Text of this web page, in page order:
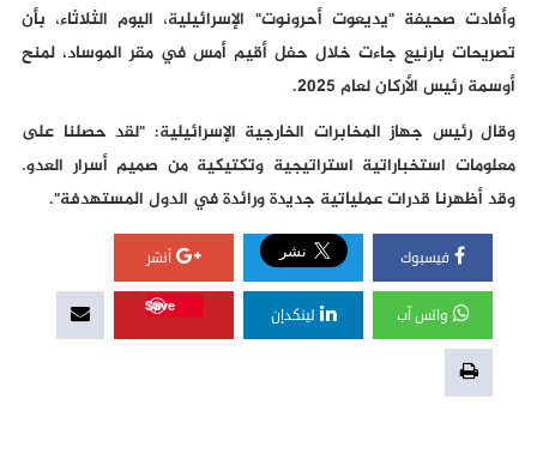
وأفادت صحيفة "يديعوت أحرونوت" الإسرائيلية، اليوم الثلاثاء، بأن
تصريحات بارنيع جاءت خلال حفل أقيم أمس في مقر الموساد، لمنح
أوسمة رئيس الأركان لعام 2025.
وقال رئيس جهاز المخابرات الخارجية الإسرائيلية: "لقد حصلنا على
معلومات استخباراتية استراتيجية وتكتيكية من صميم أسرار العدو.
وقد أظهرنا قدرات عملياتية جديدة ورائدة في الدول المستهدفة".
فيسبوك أنشر
واتس آب لينكدإن
Save